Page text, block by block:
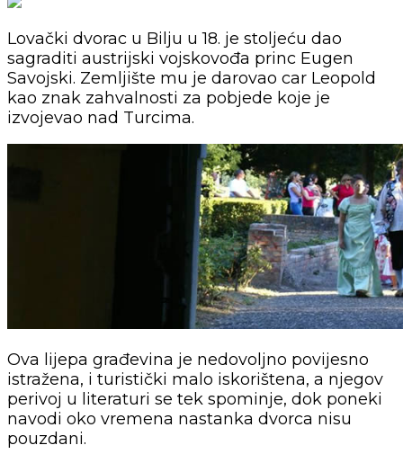
Lovački dvorac u Bilju u 18. je stoljeću dao
sagraditi austrijski vojskovođa princ Eugen
Savojski. Zemljište mu je darovao car Leopold
kao znak zahvalnosti za pobjede koje je
izvojevao nad Turcima.
Ova lijepa građevina je nedovoljno povijesno
istražena, i turistički malo iskorištena, a njegov
perivoj u literaturi se tek spominje, dok poneki
navodi oko vremena nastanka dvorca nisu
pouzdani.